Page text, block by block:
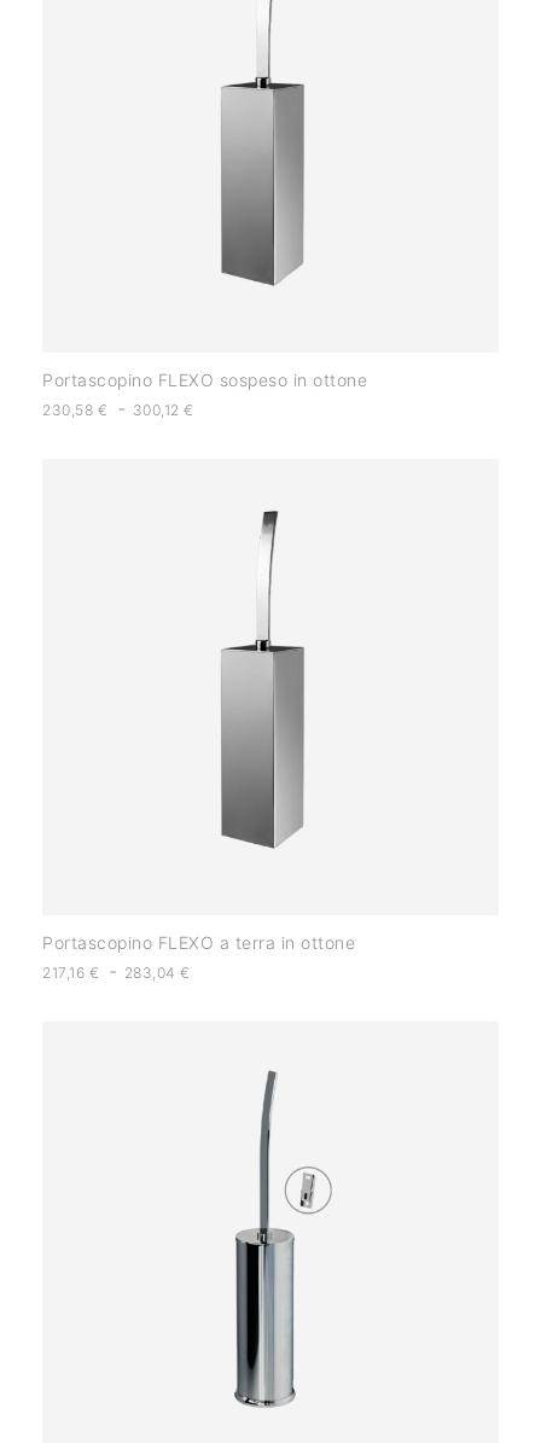
Portascopino FLEXO sospeso in ottone
230,58 € - 300,12€
Portascopino FLEXO a terra in ottone
217,16 € - 283,04€